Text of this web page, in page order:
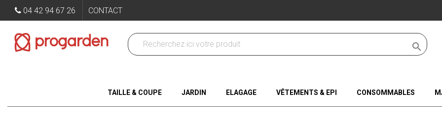
04 42 94 67 26 CONTACT

TAILLE & COUPE JARDIN ELAGAGE VÊTEMENTS & EPI CONSOMMABLES